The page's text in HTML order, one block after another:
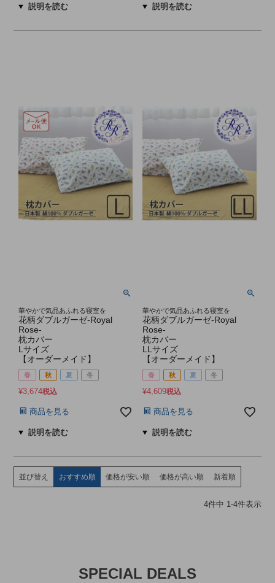
華やかで気品あふれる寝室を
花柄ダブルガーゼ-Royal
Rose-
枕カバー
Lサイズ
【オーダーメイド】
春 秋 夏 冬
¥3,674税込
商品を見る
華やかで気品あふれる寝室を
花柄ダブルガーゼ-Royal
Rose-
枕カバー
LLサイズ
【オーダーメイド】
春 秋 夏 冬
¥4,609税込
商品を見る
並び替え おすすめ順 価格が安い順 価格が高い順 新着順
4件中 1-4件表示
SPECIAL DEALS